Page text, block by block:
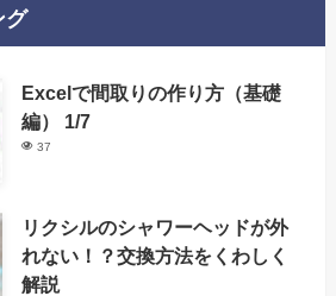
グ
Excelで間取りの作り方（基礎
編） 1/7
37
リクシルのシャワーヘッドが外
れない！？交換方法をくわしく
解説